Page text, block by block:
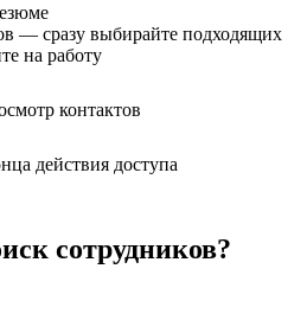
— сразу выбирайте подходящих
на работу
контактов
действия доступа
сотрудников?